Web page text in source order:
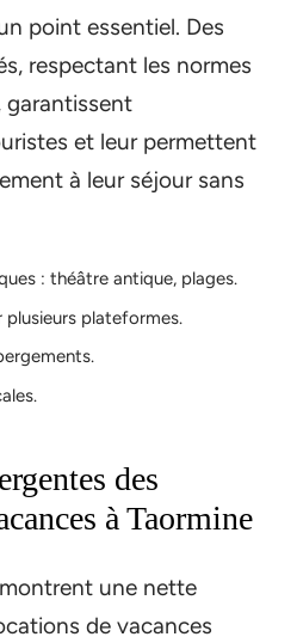
point essentiel. Des
respectant les normes
garantissent
et leur permettent
à leur séjour sans
: théâtre antique, plages.
plateformes.
des
à Taormine
une nette
de vacances